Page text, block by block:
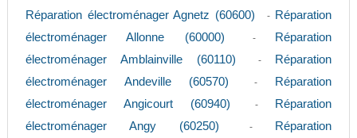
Réparation électroménager Agnetz (60600) - Réparation
électroménager Allonne (60000)
-
Réparation
électroménager Amblainville (60110)
-
Réparation
électroménager Andeville (60570)
-
Réparation
électroménager Angicourt (60940)
-
Réparation
électroménager Angy (60250)
-
Réparation